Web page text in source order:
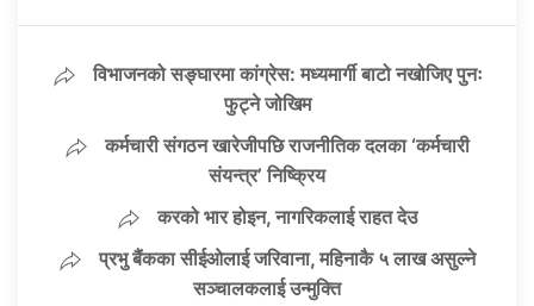
विभाजनको सङ्घारमा कांग्रेस: मध्यमार्गी बाटो नखोजिए पुनः
फुट्ने जोखिम
कर्मचारी संगठन खारेजीपछि राजनीतिक दलका ‘कर्मचारी
संयन्त्र’ निष्क्रिय
करको भार होइन, नागरिकलाई राहत देउ
प्रभु बैंकका सीईओलाई जरिवाना, महिनाकै ५ लाख असुल्ने
सञ्चालकलाई उन्मुक्ति